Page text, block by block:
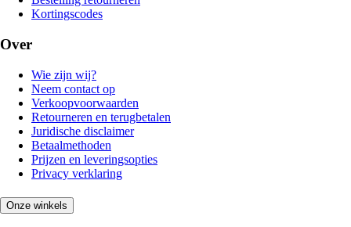
Kortingscodes
Over
Wie zijn wij?
Neem contact op
Verkoopvoorwaarden
Retourneren en terugbetalen
Juridische disclaimer
Betaalmethoden
Prijzen en leveringsopties
Privacy verklaring
Onze winkels